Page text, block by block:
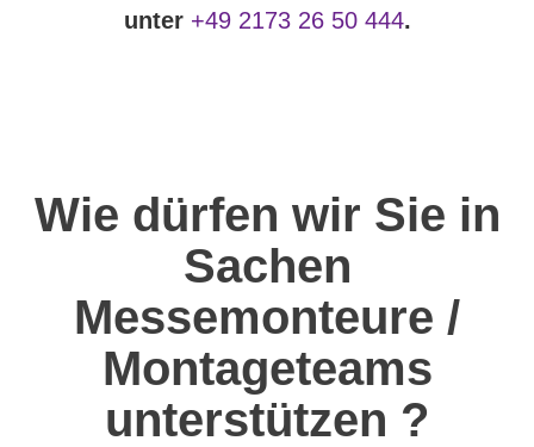
unter +49 2173 26 50 444.
Wie dürfen wir Sie in
Sachen
Messemonteure /
Montageteams
unterstützen ?